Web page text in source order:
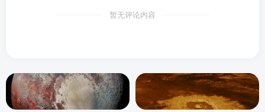
暂无评论内容